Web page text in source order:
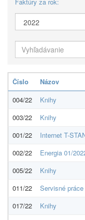
Číslo Názov
004/22
Knihy
003/22
Knihy
001/22
Internet T-
002/22
Energia 01/
005/22
Knihy
011/22
Servisné
017/22
Knihy